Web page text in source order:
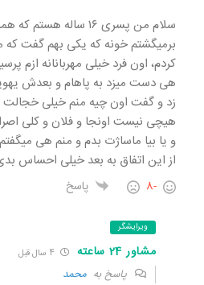
سلام من پسری ۱۶ ساله
برمیگشتم خونه که یکی بهم گفت که
کردم، اون فرد خیلی مهربانانه ازم
هی دست میزد به پاهام و بعدش
زد و گفت اون چیه منم خیلی
هیچی نیست اونجا و فلان و کلی اصرار
و یا بیا ماساژت بدم و منم هی
از این اتفاق به بعد خیلی احساس
-8 پاسخ
ویرایشگر
مشاور 24 ساعته 4 سال قبل
پاسخ به محمد